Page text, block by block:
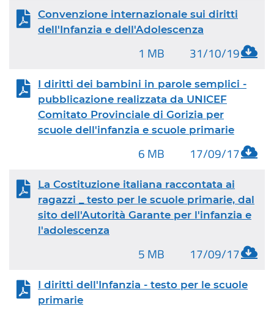
Convenzione internazionale sui diritti
dell'Infanzia e dell'Adolescenza
1 MB 31/10/19
I diritti dei bambini in parole semplici -
pubblicazione realizzata da UNICEF
Comitato Provinciale di Gorizia per
scuole dell'infanzia e scuole primarie
6 MB 17/09/17
La Costituzione italiana raccontata ai
ragazzi _ testo per le scuole primarie, dal
sito dell'Autorità Garante per l'infanzia e
l'adolescenza
5 MB 17/09/17
I diritti dell'Infanzia - testo per le scuole
primarie